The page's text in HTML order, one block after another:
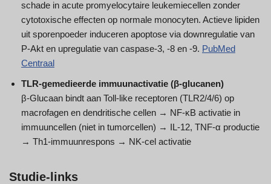
schade in acute promyelocytaire leukemiecellen zonder
cytotoxische effecten op normale monocyten. Actieve lipiden
uit sporenpoeder induceren apoptose via downregulatie van
P-Akt en upregulatie van caspase-3, -8 en -9. PubMed
Centraal
TLR-gemedieerde immuunactivatie (β-glucanen)
β-Glucaan bindt aan Toll-like receptoren (TLR2/4/6) op
macrofagen en dendritische cellen → NF-κB activatie in
immuuncellen (niet in tumorcellen) → IL-12, TNF-α productie
→ Th1-immuunrespons → NK-cel activatie
Studie-links